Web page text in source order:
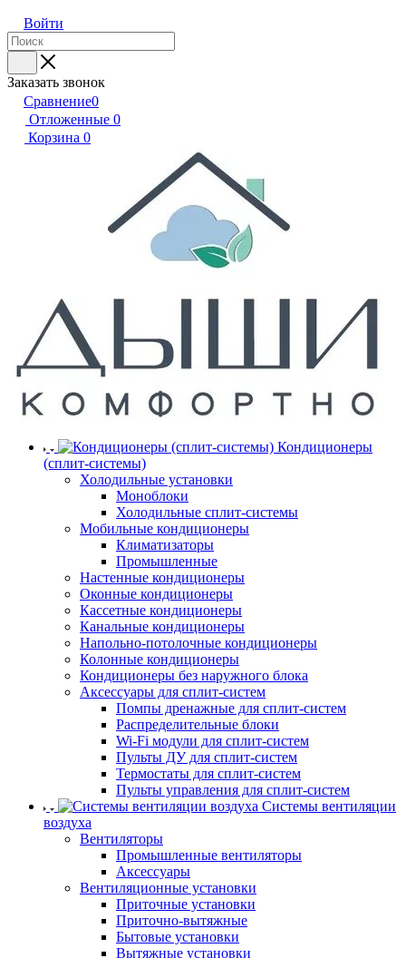
Войти
Заказать звонок
Сравнение0
Отложенные 0
Корзина 0
Кондиционеры
(сплит-системы)
Холодильные установки
Моноблоки
Холодильные сплит-системы
Мобильные кондиционеры
Климатизаторы
Промышленные
Настенные кондиционеры
Оконные кондиционеры
Кассетные кондиционеры
Канальные кондиционеры
Напольно-потолочные кондиционеры
Колонные кондиционеры
Кондиционеры без наружного блока
Аксессуары для сплит-систем
Помпы дренажные для сплит-систем
Распределительные блоки
Wi-Fi модули для сплит-систем
Пульты ДУ для сплит-систем
Термостаты для сплит-систем
Пульты управления для сплит-систем
Системы вентиляции
воздуха
Вентиляторы
Промышленные вентиляторы
Аксессуары
Вентиляционные установки
Приточные установки
Приточно-вытяжные
Бытовые установки
Вытяжные установки